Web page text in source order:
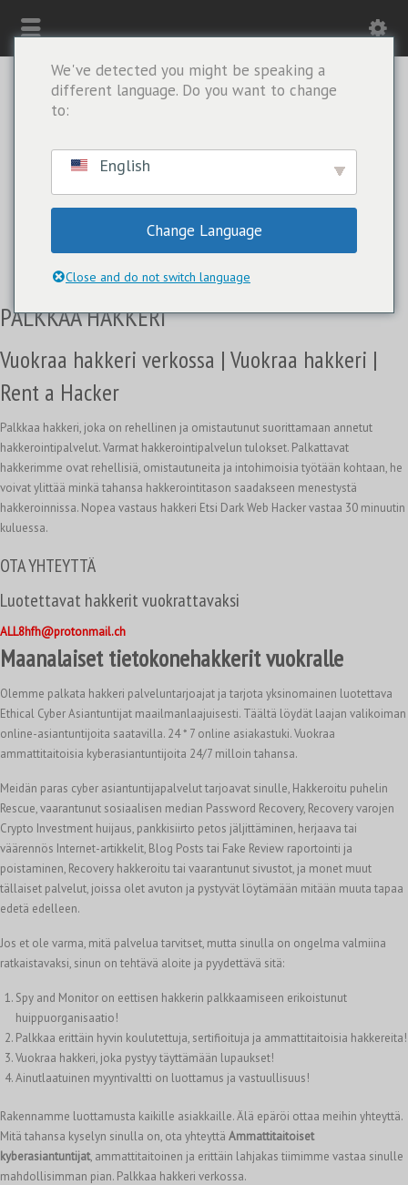
VAIN WHATSAPP: +1(443) 212-8730
PALKKAA HAKKERI
Vuokraa hakkeri verkossa | Vuokraa hakkeri |
Rent a Hacker
Palkkaa hakkeri, joka on rehellinen ja omistautunut suorittamaan annetut
hakkerointipalvelut. Varmat hakkerointipalvelun tulokset. Palkattavat
hakkerimme ovat rehellisiä, omistautuneita ja intohimoisia työtään kohtaan, he
voivat ylittää minkä tahansa hakkerointitason saadakseen menestystä
hakkeroinnissa. Nopea vastaus hakkeri Etsi Dark Web Hacker vastaa 30 minuutin
kuluessa.
OTA YHTEYTTÄ
Luotettavat hakkerit vuokrattavaksi
ALL8hfh@protonmail.ch
Maanalaiset tietokonehakkerit vuokralle
Olemme palkata hakkeri palveluntarjoajat ja tarjota yksinomainen luotettava
Ethical Cyber Asiantuntijat maailmanlaajuisesti. Täältä löydät laajan valikoiman
online-asiantuntijoita saatavilla. 24 * 7 online asiakastuki. Vuokraa
ammattitaitoisia kyberasiantuntijoita 24/7 milloin tahansa.
Meidän paras cyber asiantuntijapalvelut tarjoavat sinulle, Hakkeroitu puhelin
Rescue, vaarantunut sosiaalisen median Password Recovery, Recovery varojen
Crypto Investment huijaus, pankkisiirto petos jäljittäminen, herjaava tai
väärennös Internet-artikkelit, Blog Posts tai Fake Review raportointi ja
poistaminen, Recovery hakkeroitu tai vaarantunut sivustot, ja monet muut
tällaiset palvelut, joissa olet avuton ja pystyvät löytämään mitään muuta tapaa
edetä edelleen.
Jos et ole varma, mitä palvelua tarvitset, mutta sinulla on ongelma valmiina
ratkaistavaksi, sinun on tehtävä aloite ja pyydettävä sitä:
Spy and Monitor on eettisen hakkerin palkkaamiseen erikoistunut
huippuorganisaatio!
Palkkaa erittäin hyvin koulutettuja, sertifioituja ja ammattitaitoisia hakkereita!
Vuokraa hakkeri, joka pystyy täyttämään lupaukset!
Ainutlaatuinen myyntivaltti on luottamus ja vastuullisuus!
Rakennamme luottamusta kaikille asiakkaille. Älä epäröi ottaa meihin yhteyttä.
Mitä tahansa kyselyn sinulla on, ota yhteyttä Ammattitaitoiset
kyberasiantuntijat, ammattitaitoinen ja erittäin lahjakas tiimimme vastaa sinulle
mahdollisimman pian. Palkkaa hakkeri verkossa.
We've detected you might be speaking a
different language. Do you want to change
to:
English
Change Language
Close and do not switch language